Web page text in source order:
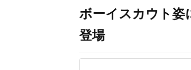
ボーイスカウト
登場